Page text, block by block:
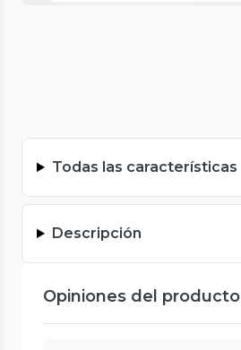
Todas las características
Descripción
Opiniones del producto